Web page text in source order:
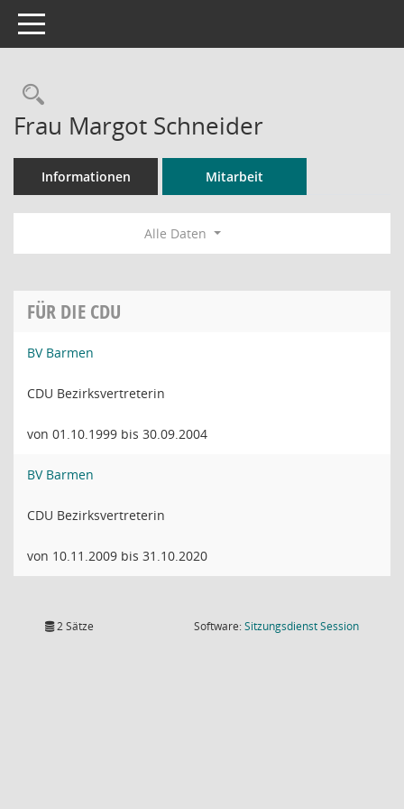
Toggle navigation
Rechercheauswahl
Frau Margot Schneider
Informationen Mitarbeit
Alle Daten
FÜR DIE CDU
BV Barmen
CDU Bezirksvertreterin
von 01.10.1999 bis 30.09.2004
BV Barmen
CDU Bezirksvertreterin
von 10.11.2009 bis 31.10.2020
2 Sätze Software:SitzungsdienstSession(Wird in